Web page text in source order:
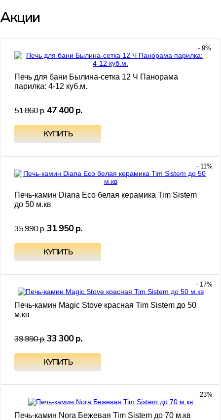
Акции
- 9%
Печь для бани Былина-сетка 12 Ч Панорама
парилка: 4-12 куб.м.
51 860 р.47 400 р.
- 11%
Печь-камин Diana Eco белая керамика Tim Sistem
до 50 м.кв
35 990 р.31 950 р.
- 17%
Печь-камин Magic Stove красная Tim Sistem до 50
м.кв
39 990 р.33 300 р.
- 23%
Печь-камин Nora Бежевая Tim Sistem до 70 м.кв